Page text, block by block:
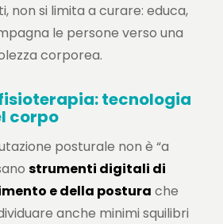
non si limita a curare: educa,
le persone verso una
corporea.
tecnologia
corpo
posturale non è “a
strumenti digitali di
e della postura che
anche minimi squilibri